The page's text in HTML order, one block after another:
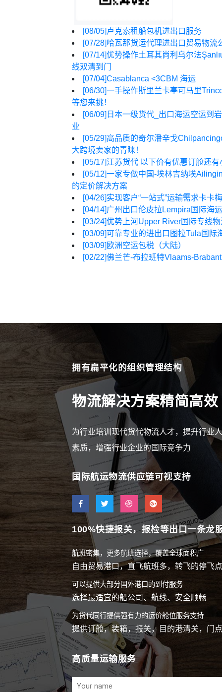
[08/05] 卢克索租船包机进出口服务
[07/28]哈瓦那货运代理进出口贸易物流
[07/14]优势操作土耳其尚利乌尔法
线双清到门
[07/04]Casablanca <3CBM 海运
[06/30]一手操作斯里兰卡亭可马里
等您来挑！
[06/09] 日本一级货代_出口海运空运到
业
[05/29]高品质的奇尔潘辛戈
大跨境卖家的青睐！
[05/17]江苏货代 以下价有优惠订舱还有
[05/12]一家专做中国-埃林吉纳埃
的定价解决方案
[04/26]实现客户“一站式”运输需求卡卡
[04/14]广州出口伦皮拉Lempira国际海
[03/24]优势上河Upper River国际专线
[03/09]可靠专业的进出口图拉Tula国际
[03/09] 欧洲空运包税（大陆）
[02/22]佛兰芒-布拉班特Vlaams-
拥有扁平化的组织管理结构
物流解决方案精简高效
为行业培训现代货代物流人才，提升行业
素质，增强行业企业的国际竞争力
国际航运物流供应链可视支持
100%快捷报关，报检等出口一条龙
航班密集，更多航班选择，覆盖全球面积广
自由贸易港口，直飞航班多，转飞的停飞
可以提供大部分国外港口的到付服务
选择最适宜的船公司、航线、安全顺畅
为货代同行提供强有力的运价舱位服务支持
提供订舱，装箱，报关，目的港清关，门
高质量运输服务